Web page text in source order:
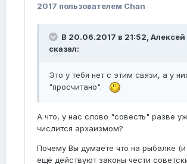
2017 пользователем Chan
В 20.06.2017 в 21:52, Алексей
сказал:
Это у тебя нет с этим связи, а у
"просчитано".
А что, у нас слово "совесть" разве
числится архаизмом?
Почему Вы думаете что на рыбалке (и
ещё действуют законы чести